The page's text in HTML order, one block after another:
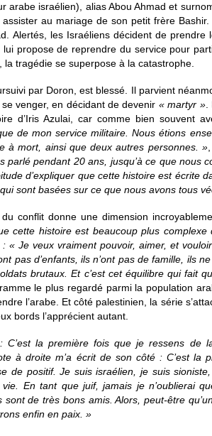
arabe israélien), alias Abou Ahmad et
au mariage de son petit frère
Alertés, les Israéliens décident de prendre
propose de reprendre du service pour
tragédie se superpose à la catastrophe.
par Doron, est blessé. Il parvient
venger, en décidant de devenir « martyr ».
d’Iris Azulai, car comme bien souvent
de mon service militaire. Nous étions
à mort, ainsi que deux autres personnes. »
pendant 20 ans, jusqu’à ce que nous
d’expliquer que cette histoire est écrite
sont basées sur ce que nous avons tous
conflit donne une dimension
cette histoire est beaucoup plus
Je veux vraiment pouvoir, aimer, et
pas d’enfants, ils n’ont pas de famille, ils
brutaux. Et c’est cet équilibre qui fait
le plus regardé parmi la population
l’arabe. Et côté palestinien, la série
bords l’apprécient autant.
la première fois que je ressens de
à droite m’a écrit de son côté : C’est la
de positif. Je suis israélien, je suis
En tant que juif, jamais je n’oublierai
de très bons amis. Alors, peut-être
enfin en paix. »